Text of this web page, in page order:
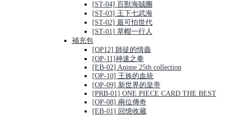
[ST-04] 百獸海賊團
[ST-03] 王下七武海
[ST-02] 最可怕世代
[ST-01] 草帽一行人
補充包
[OP12] 師徒的情義
[OP-11]神速之拳
[EB-02] Anime 25th collection
[OP-10] 王族的血統
[OP-09] 新世界的皇帝
[PRB-01] ONE PIECE CARD THE BEST
[OP-08] 兩位傳奇
[EB-01] 回憶收藏